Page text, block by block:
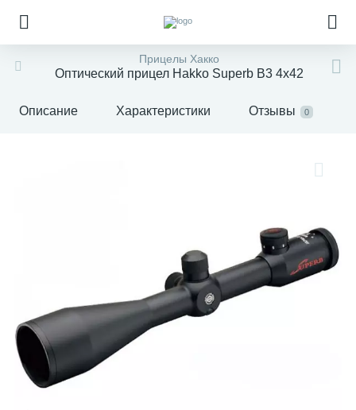
Прицелы Хакко
Оптический прицел Hakko Superb B3 4x42
Описание Характеристики Отзывы 0